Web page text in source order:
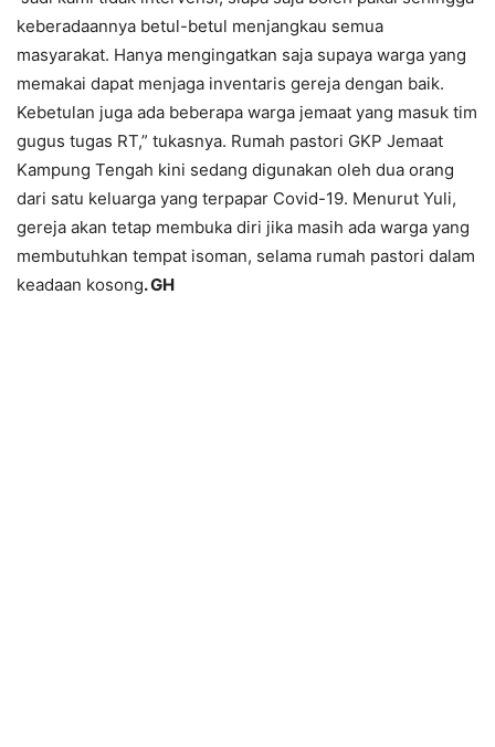
keberadaannya betul-betul menjangkau semua
masyarakat. Hanya mengingatkan saja supaya warga yang
memakai dapat menjaga inventaris gereja dengan baik.
Kebetulan juga ada beberapa warga jemaat yang masuk tim
gugus tugas RT,” tukasnya. Rumah pastori GKP Jemaat
Kampung Tengah kini sedang digunakan oleh dua orang
dari satu keluarga yang terpapar Covid-19. Menurut Yuli,
gereja akan tetap membuka diri jika masih ada warga yang
membutuhkan tempat isoman, selama rumah pastori dalam
keadaan kosong. GH